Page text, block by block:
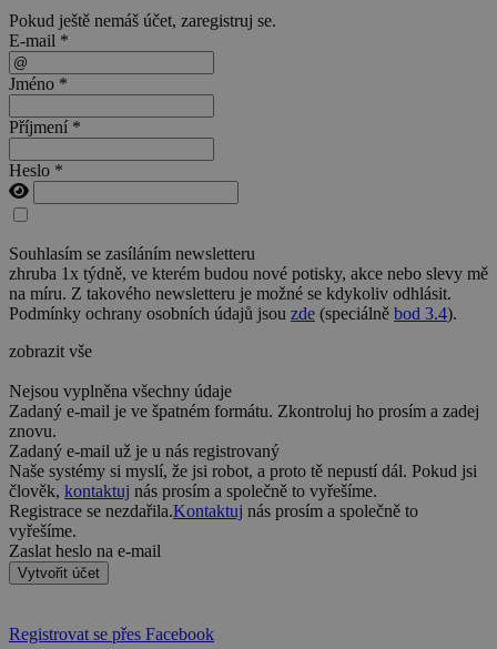
Pokud ještě nemáš účet, zaregistruj se.
E-mail *
Jméno *
Příjmení *
Heslo *
Souhlasím se zasíláním newsletteru
zhruba 1x týdně, ve kterém budou nové potisky, akce nebo slevy mě
na míru. Z takového newsletteru je možné se kdykoliv odhlásit.
Podmínky ochrany osobních údajů jsou zde (speciálně bod 3.4).
zobrazit vše
Nejsou vyplněna všechny údaje
Zadaný e-mail je ve špatném formátu. Zkontroluj ho prosím a zadej
znovu.
Zadaný e-mail už je u nás registrovaný
Naše systémy si myslí, že jsi robot, a proto tě nepustí dál. Pokud jsi
člověk, kontaktuj nás prosím a společně to vyřešíme.
Registrace se nezdařila.Kontaktuj nás prosím a společně to
vyřešíme.
Zaslat heslo na e-mail
Vytvořit účet
Registrovat se přes Facebook